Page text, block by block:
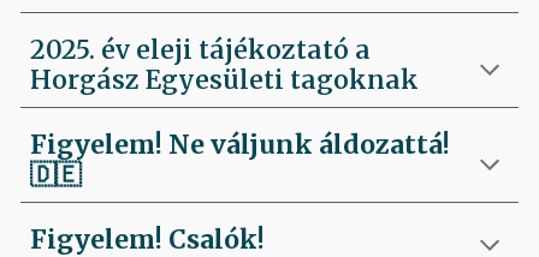
2025. év eleji tájékoztató a
Horgász Egyesületi tagoknak
Figyelem! Ne váljunk áldozattá!
🇩🇪
Figyelem! Csalók!